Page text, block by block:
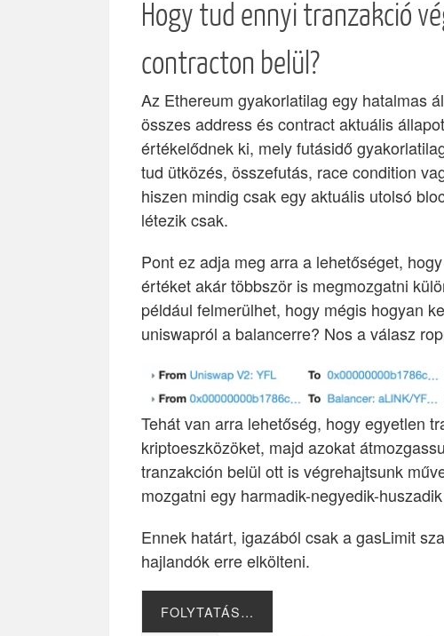
Hogy tud ennyi tranzakció
contracton belül?
Az Ethereum gyakorlatilag egy hatalmas
összes address és contract aktuális
értékelődnek ki, mely futásidő
tud ütközés, összefutás, race condition
hiszen mindig csak egy aktuális utolsó
létezik csak.
Pont ez adja meg arra a lehetőséget,
értéket akár többször is megmozgatni
például felmerülhet, hogy mégis hogyan
uniswapról a balancerre? Nos a válasz
Tehát van arra lehetőség, hogy egyetlen
kriptoeszközöket, majd azokat
tranzakción belül ott is végrehajtsunk
mozgatni egy harmadik-negyedik-
Ennek határt, igazából csak a gasLimit
hajlandók erre elkölteni.
FOLYTATÁS…